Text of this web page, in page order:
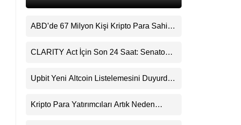
ABD’de 67 Milyon Kişi Kripto Para Sahibi:
CLARITY Act İçin Son 24 Saat: Senato
Beklentisini Bozabilir
Upbit Yeni Altcoin Listelemesini Duyurdu:
Görecek
Kripto Para Yatırımcıları Artık Neden